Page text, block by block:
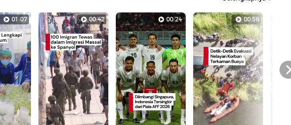
01:07 00:42 00:24 00:56